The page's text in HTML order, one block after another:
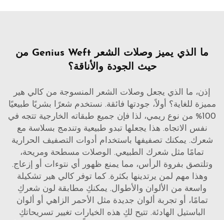
ما الذي يميز وصلات الشعر Genius Weft من
حيث الجودة والأناقة؟
إذن، ما الذي يجعل وصلات الشعر المنسوجة من كالي هير
مميزة للغاية؟ أولاً، جودتها فائقة. نستخدم شعرًا بشريًا طبيعيًا
100% من نوع ريمي، لذا فإن جميع طبقاته الخارجية تتجه في
نفس الاتجاه. هذا يجعلها تبدو طبيعية وتندمج بسلاسة مع
شعرك. يمكنك تصفيفها باستخدام أدوات التصفيف الحرارية
تمامًا مثل شعرك الطبيعي. الوصلات مسطحة ومريحة،
وتلتصق بفروة الرأس، مما يمنع ظهور أي نتوءات أو إزعاج.
وهذا مهم لمن يرتدينها بكثرة. كما توفر كالي هير تشكيلة
واسعة من الألوان والأطوال. يمكنكِ مطابقة لون شعركِ
تمامًا، أو تجربة ألوان جديدة مثل الأحمر الزاهي أو ألوان
الباستيل الهادئة. تتيح لكِ هذه الخيارات تغيير تسريحاتكِ